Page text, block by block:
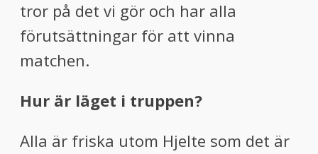
tror på det vi gör och har alla
förutsättningar för att vinna
matchen.
Hur är läget i truppen?
Alla är friska utom Hjelte som det är